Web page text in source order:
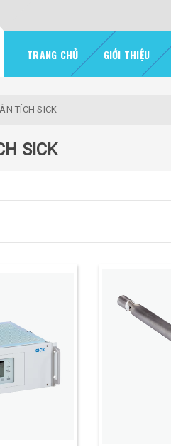
TRANG CHỦ GIỚI THIỆU
TÍCH SICK
SICK